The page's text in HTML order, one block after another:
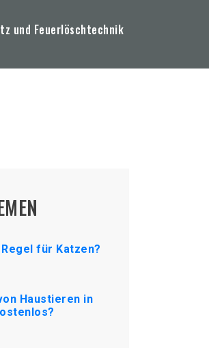
und Feuerlöschtechnik
für Katzen?
Haustieren in